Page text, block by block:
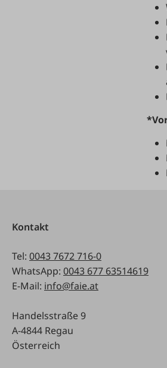
Kontakt
Tel: 0043 7672 716-0
WhatsApp: 0043 677 63514619
E-Mail: info@faie.at
Handelsstraße 9
A-4844 Regau
Österreich